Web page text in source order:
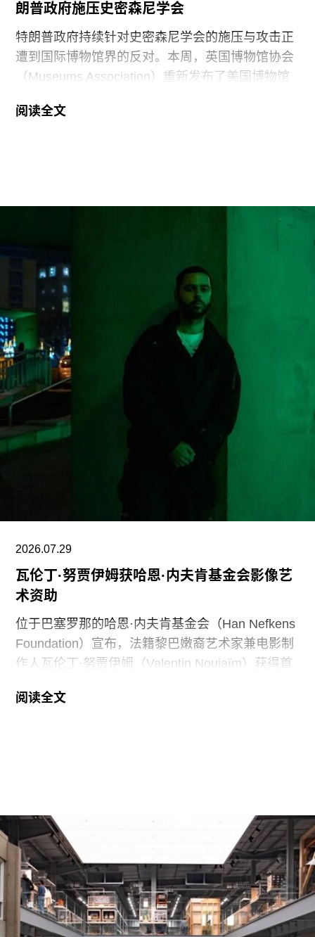
朗普政府施压史密森尼学会
特朗普政府持续针对史密森尼学会的施压与攻击正
遭到国际博物馆界的反对。本周，英国博物馆协会
（Museums Association）重新发布了美国博物馆
月20日发表的一份声明，强烈谴责针对美国“国家
正博物馆所呈现的不准确信息”。7月4日，特朗普
尼学会及其管理层“未能完成阐释美国历史遗产这一
基本使命”。
美国博物馆联盟在声明中表示：“我们谴责特朗普政
府持续攻击史密森尼学会，以及那些负责保存、研
究和诠释美国历史、艺术、科学与文化的博物馆专
业人士。将博物馆如何呈现历史、艺术、科学、文
化及自然世界的方式政治化，并对从事这项工作的
博物馆专业人员进行人身攻击，正在威胁全国博物
馆的完整性与独立性。”
在2025年3月签署的一项行政命令中，特朗普批评
史密森尼学会宣扬“将美国和西方价值观描绘成有害
性”。
此外，《纽约时报》今年4月报道称，由于特朗普
试图介入史密森尼学会董事会新成员的任命程序，
相关任命工作被刻意放缓。
阅读全文
2026.07.29
瓦伦丁·努贾伊姆获哈恩·内夫肯基金会影像艺
术资助
位于巴塞罗那的哈恩·内夫肯基金会（Han Nefkens
Foundation）宣布，法籍黎巴嫩裔艺术家兼电影制
作人瓦伦丁·努贾伊姆（Valentin Noujaïm）获得首
在支持地中海沿岸地区艺术家创作新的影像艺术作
他的作品将城市空间视为承载着记忆、监视与控制
体系的活体。他常驻巴黎和雅典，其作品曾在纽约
现代艺术博物馆和伦敦当代艺术中心展出。
哈恩·内夫肯基金会是一家专注于影像艺术创作的非
营利组织，致力于扶持新兴及中生代影像艺术家。
基金会主要通过资助和委任创作，在全球范围内支
阅读全文